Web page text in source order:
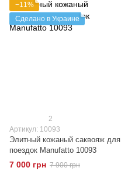
−11%
Сделано в Украине
2
Артикул: 10093
Элитный кожаный саквояж для
поездок Manufatto 10093
7 000 грн 7 900 грн